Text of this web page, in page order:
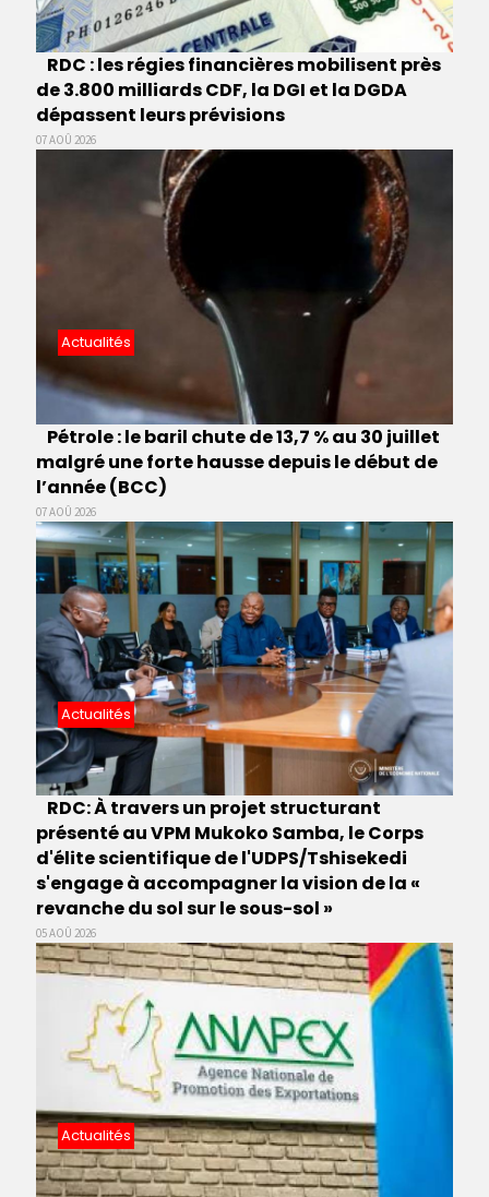
RDC : les régies financières mobilisent près
de 3.800 milliards CDF, la DGI et la DGDA
dépassent leurs prévisions
07 AOÛ 2026
Actualités
Pétrole : le baril chute de 13,7 % au 30 juillet
malgré une forte hausse depuis le début de
l’année (BCC)
07 AOÛ 2026
Actualités
RDC: À travers un projet structurant
présenté au VPM Mukoko Samba, le Corps
d'élite scientifique de l'UDPS/Tshisekedi
s'engage à accompagner la vision de la «
revanche du sol sur le sous-sol »
05 AOÛ 2026
Actualités